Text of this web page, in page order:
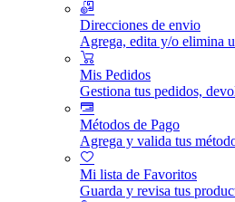
Direcciones de envio
Agrega, edita y/o elimina
Mis Pedidos
Gestiona tus pedidos,
Métodos de Pago
Agrega y valida tus
Mi lista de Favoritos
Guarda y revisa tus